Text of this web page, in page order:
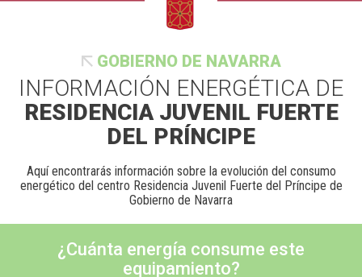
GOBIERNO DE NAVARRA
INFORMACIÓN ENERGÉTICA DE
RESIDENCIA JUVENIL FUERTE
DEL PRÍNCIPE
Aquí encontrarás información sobre la evolución del consumo
energético del centro Residencia Juvenil Fuerte del Príncipe de
Gobierno de Navarra
¿Cuánta energía consume este
equipamiento?